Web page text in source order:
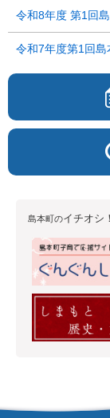
令和8年度 第1回
令和7年度第1回
島本町のイチオシ！